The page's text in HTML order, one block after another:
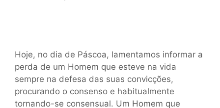
Hoje, no dia de Páscoa, lamentamos informar a
perda de um Homem que esteve na vida
sempre na defesa das suas convicções,
procurando o consenso e habitualmente
tornando-se consensual. Um Homem que